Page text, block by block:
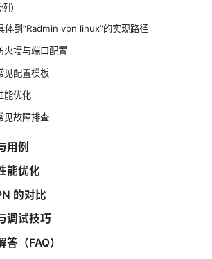
）
体到“Radmin vpn linux”的实现路径
火墙与端口配置
见配置模板
能优化
见故障排查
用例
能优化
的对比
调试技巧
（FAQ）